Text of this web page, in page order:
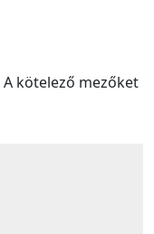
A kötelező mezőket